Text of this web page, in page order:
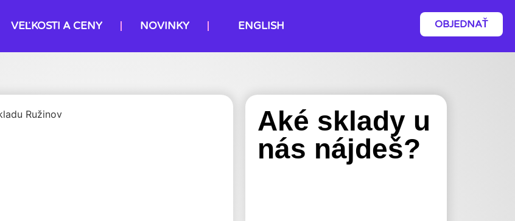
VEĽKOSTI A CENY NOVINKY ENGLISH OBJEDNAŤ
Aké sklady u
nás nájdeš?